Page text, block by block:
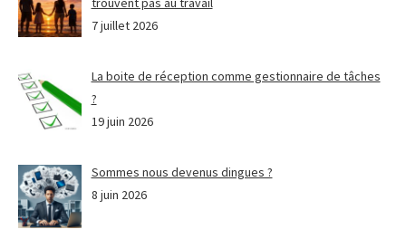
7 juillet 2026
La boite de réception comme gestionnaire de tâches
?
19 juin 2026
Sommes nous devenus dingues ?
8 juin 2026